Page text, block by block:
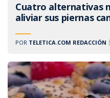
Cuatro alternativas
aliviar sus piernas
POR TELETICA.COM REDACCIÓN